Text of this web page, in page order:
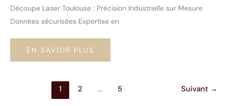
Découpe Laser Toulouse : Précision Industrielle sur Mesure
Données sécurisées Expertise en
DÉCOUPE
TOULOUSE
INDUSTRIELLE
MESURE
EN SAVOIR PLUS
1 2 … 5 Suivant →